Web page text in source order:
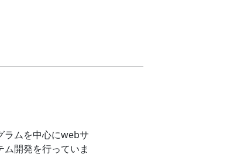
ラムを中心にwebサ
開発を行っていま